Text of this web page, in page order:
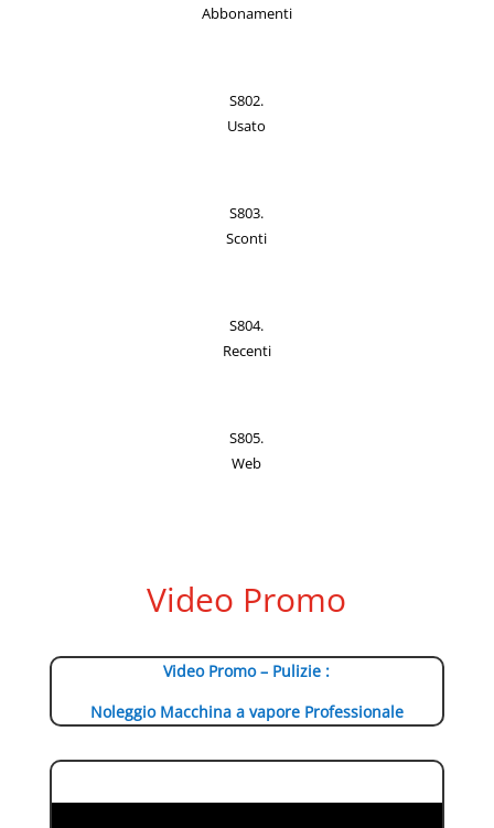
Abbonamenti
S802.
Usato
S803.
Sconti
S804.
Recenti
S805.
Web
Video Promo
Video Promo – Pulizie :
Noleggio Macchina a vapore Professionale